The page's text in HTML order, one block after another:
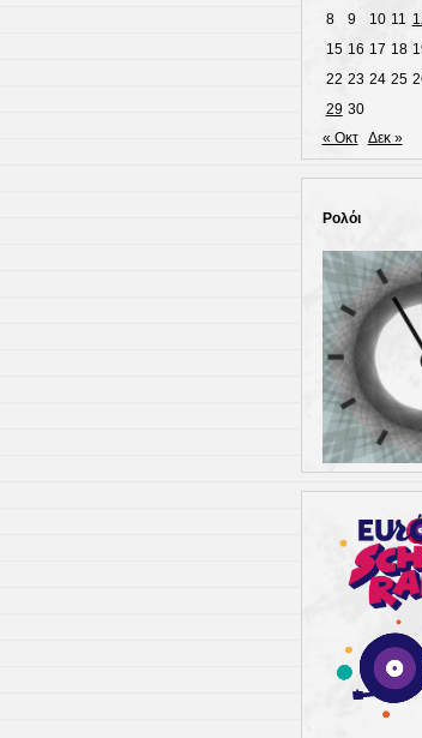
8
9 10 11
15 16 17 18
22 23 24 25
29 30
« Οκτ Δεκ »
Ρολόι